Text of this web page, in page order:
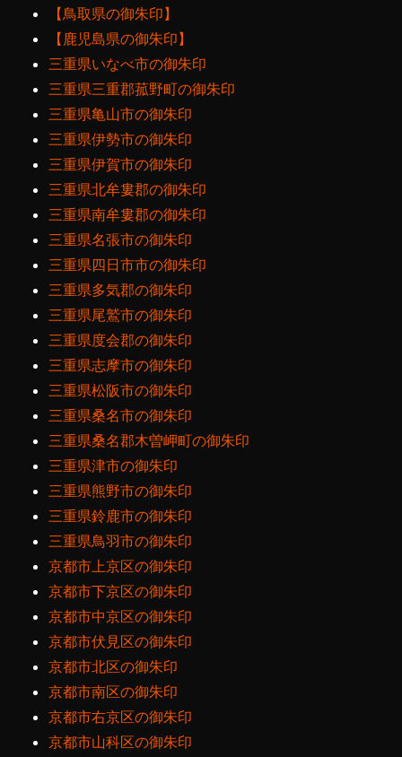
【鳥取県の御朱印】
【鹿児島県の御朱印】
三重県いなべ市の御朱印
三重県三重郡菰野町の御朱印
三重県亀山市の御朱印
三重県伊勢市の御朱印
三重県伊賀市の御朱印
三重県北牟婁郡の御朱印
三重県南牟婁郡の御朱印
三重県名張市の御朱印
三重県四日市市の御朱印
三重県多気郡の御朱印
三重県尾鷲市の御朱印
三重県度会郡の御朱印
三重県志摩市の御朱印
三重県松阪市の御朱印
三重県桑名市の御朱印
三重県桑名郡木曽岬町の御朱印
三重県津市の御朱印
三重県熊野市の御朱印
三重県鈴鹿市の御朱印
三重県鳥羽市の御朱印
京都市上京区の御朱印
京都市下京区の御朱印
京都市中京区の御朱印
京都市伏見区の御朱印
京都市北区の御朱印
京都市南区の御朱印
京都市右京区の御朱印
京都市山科区の御朱印